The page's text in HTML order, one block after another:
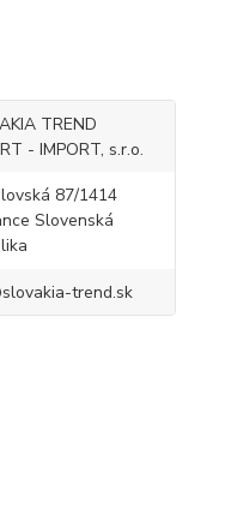
TREND
- IMPORT, s.r.o.
87/1414
Slovenská
trend.sk